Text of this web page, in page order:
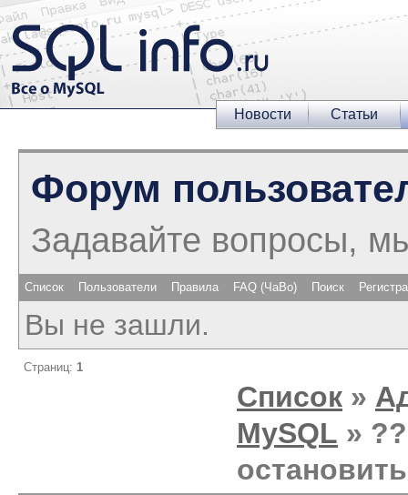
Новости Статьи
Форум
Задавайте вопросы,
Список Пользователи Правила FAQ (ЧаВо) Поиск
Вы не зашли.
Страниц: 1
Список »
MySQL »